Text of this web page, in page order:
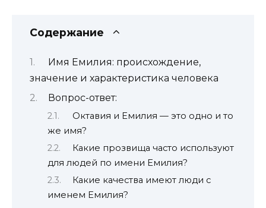
Содержание
Имя Емилия: происхождение,
значение и характеристика человека
Вопрос-ответ:
Октавия и Емилия — это одно и то
же имя?
Какие прозвища часто используют
для людей по имени Емилия?
Какие качества имеют люди с
именем Емилия?